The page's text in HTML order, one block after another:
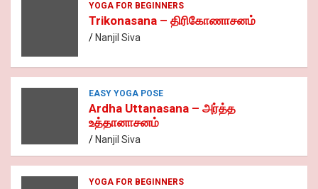
YOGA FOR BEGINNERS
Trikonasana – திரிகோணாசனம்
Nanjil Siva
EASY YOGA POSE
Ardha Uttanasana – அர்த்த
உத்தானாசனம்
Nanjil Siva
YOGA FOR BEGINNERS